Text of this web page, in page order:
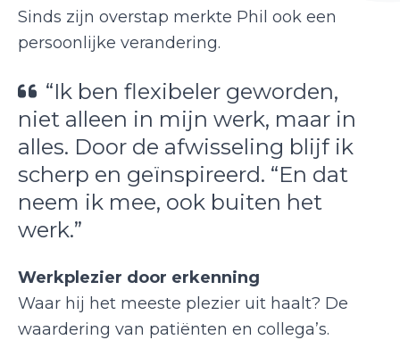
Sinds zijn overstap merkte Phil ook een
persoonlijke verandering.
“Ik ben flexibeler geworden,
niet alleen in mijn werk, maar in
alles. Door de afwisseling blijf ik
scherp en geïnspireerd. “En dat
neem ik mee, ook buiten het
werk.”
Werkplezier door erkenning
Waar hij het meeste plezier uit haalt? De
waardering van patiënten en collega’s.